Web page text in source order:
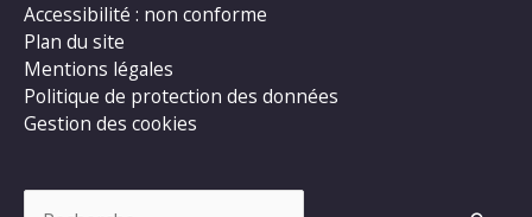
Accessibilité : non conforme
Plan du site
Mentions légales
Politique de protection des données
Gestion des cookies